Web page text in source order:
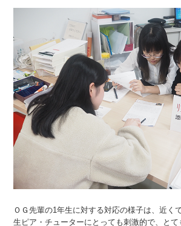
ＯＧ先輩の1年生に対する対応の様子は、近く
生ピア・チューターにとっても刺激的で、と